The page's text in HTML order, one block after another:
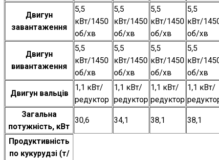
Двигун
завантаження
5,5
кВт/1450
об/хв
5,5
кВт/1450
об/хв
5,5
кВт/1450
об/хв
5,5
кВт/
об/хв
Двигун
вивантаження
5,5
кВт/1450
об/хв
5,5
кВт/1450
об/хв
5,5
кВт/1450
об/хв
5,5
кВт/
об/хв
Двигун вальців
1,1 кВт/
редуктор
1,1 кВт/
редуктор
1,1 кВт/
редуктор
1,1 кВт/
Загальна
потужність, кВт
30,6 34,1 38,1 38,1
Продуктивність
по кукурудзі (т/